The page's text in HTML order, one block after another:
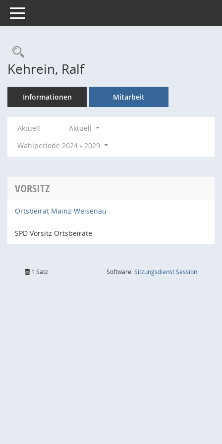
Toggle navigation
Rechercheauswahl
Kehrein, Ralf
Informationen Mitarbeit
Aktuell
Aktuell
Wahlperiode 2024 - 2029
VORSITZ
Ortsbeirat Mainz-Weisenau
SPD Vorsitz Ortsbeiräte
1 Satz Software:SitzungsdienstSession(Wird in